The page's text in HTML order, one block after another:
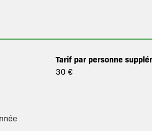
Tarif par personne
30 €